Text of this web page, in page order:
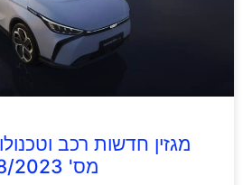
מגזין חדשות רכב
מס' 08/2023